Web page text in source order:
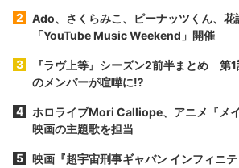
Ado、さくらみこ、ピーナッツくん、花
「YouTube Music Weekend」開催
『ラヴ上等』シーズン2前半まとめ 第
のメンバーが喧嘩に⁉︎
ホロライブMori Calliope、アニメ『メ
映画の主題歌を担当
映画『超宇宙刑事ギャバン インフィニ